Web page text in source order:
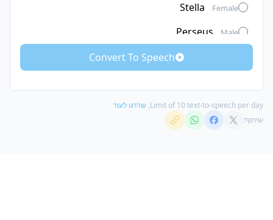
Stella Female
Perseus Male
Athena
Hera Female
Orpheus
Convert To Speech
Limit of 10 text-to-speech per day, שדרגו לעוד
שיתוף: